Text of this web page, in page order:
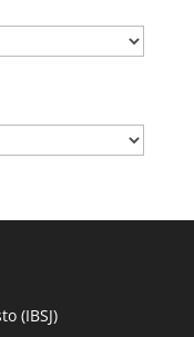
(IBSJ)